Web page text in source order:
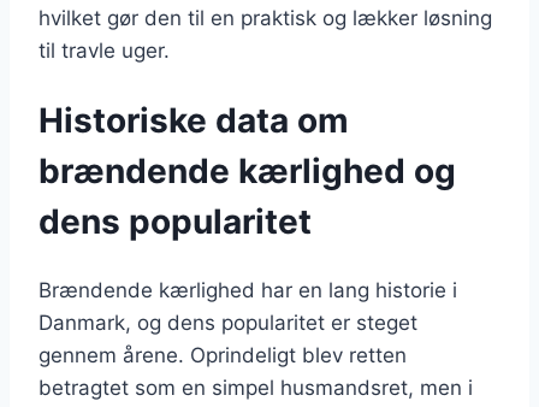
hvilket gør den til en praktisk og lækker løsning
til travle uger.
Historiske data om
brændende kærlighed og
dens popularitet
Brændende kærlighed har en lang historie i
Danmark, og dens popularitet er steget
gennem årene. Oprindeligt blev retten
betragtet som en simpel husmandsret, men i